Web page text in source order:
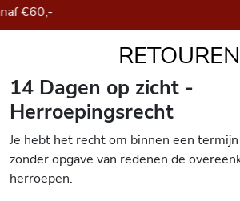
€60,-
RETOUREN
14 Dagen op zicht -
Herroepingsrecht
Je hebt het recht om binnen een
zonder opgave van redenen de
herroepen.